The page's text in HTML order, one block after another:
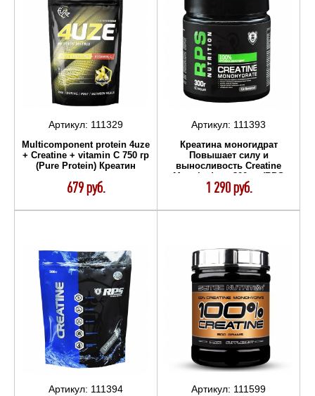
Артикул: 111329
Multicomponent protein 4uze
+ Creatine + vitamin C 750 гр
(Pure Protein) Креатин
679 руб.
Артикул: 111393
Креатина моногидрат
Повышает силу и
выносливость Creatine
Monohydrate 300 гр (RPS
Nutrition) Креатин
1 290 руб.
Артикул: 111394 Артикул: 111599